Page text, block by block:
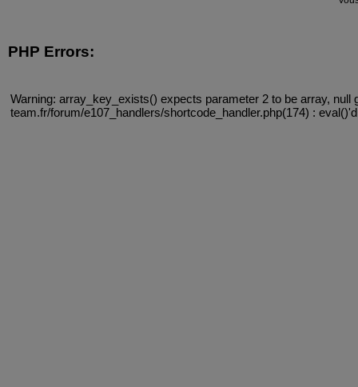
PHP Errors:
Warning: array_key_exists() expects parameter 2 to be array, null
team.fr/forum/e107_handlers/shortcode_handler.php(174) :